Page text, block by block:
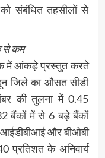
संबंधित तहसीलों से
से कम
में आंकड़े प्रस्तुत करते
जिले का औसत सीडी
की तुलना में 0.45
बैंकों में से 6 बड़े बैंकों
और बीओबी
प्रतिशत के अनिवार्य